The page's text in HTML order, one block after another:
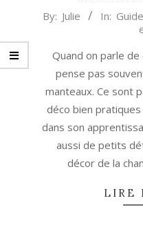
2023-
By: Julie In:
Quand on parle de
pense pas
manteaux. Ce sont
déco bien
dans son
aussi de petits
décor de la
LIRE